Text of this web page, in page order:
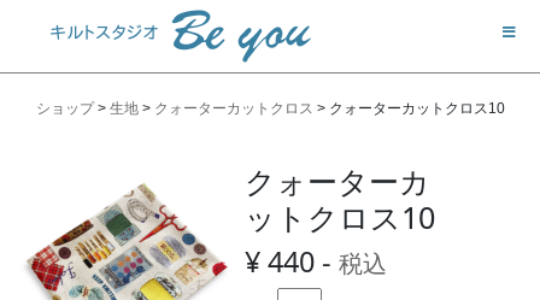
ショップ> 生地 > クォーターカットクロス > クォーターカットクロス10
クォーターカ
ットクロス10
¥ 440 - 税込